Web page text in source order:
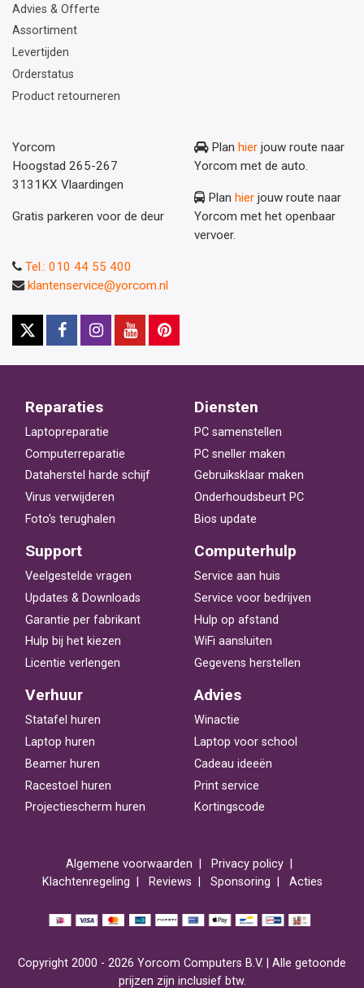
Advies & Offerte
Assortiment
Levertijden
Orderstatus
Product retourneren
Yorcom
Hoogstad 265-267
3131KX Vlaardingen
Gratis parkeren voor de deur
Plan hier jouw route naar
Yorcom met de auto.
Plan hier jouw route naar
Yorcom met het openbaar
vervoer.
Tel.: 010 44 55 400
klantenservice@yorcom.nl
Reparaties
Laptopreparatie
Computerreparatie
Dataherstel harde schijf
Virus verwijderen
Foto's terughalen
Diensten
PC samenstellen
PC sneller maken
Gebruiksklaar maken
Onderhoudsbeurt PC
Bios update
Support
Veelgestelde vragen
Updates & Downloads
Garantie per fabrikant
Hulp bij het kiezen
Licentie verlengen
Computerhulp
Service aan huis
Service voor bedrijven
Hulp op afstand
WiFi aansluiten
Gegevens herstellen
Verhuur
Statafel huren
Laptop huren
Beamer huren
Racestoel huren
Projectiescherm huren
Advies
Winactie
Laptop voor school
Cadeau ideeën
Print service
Kortingscode
Algemene voorwaarden
Privacy policy
Klachtenregeling
Reviews Sponsoring Acties
Copyright 2000 - 2026 Yorcom Computers B.V. | Alle getoonde
prijzen zijn inclusief btw.